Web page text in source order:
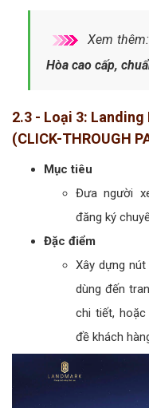
Xem thêm:
Hòa cao cấp,
2.3 - Loại 3:
(CLICK-THROUGH
Mục tiêu
Đưa người
đăng ký
Đặc điểm
Xây dựng
dùng đến
chi tiết, hoặc
đề khách